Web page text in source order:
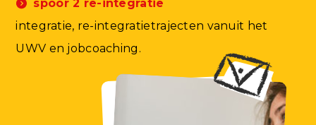
spoor 2 re-integratie
integratie, re-integratietrajecten vanuit het
UWV en jobcoaching.